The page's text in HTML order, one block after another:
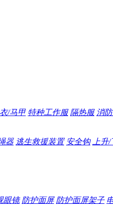
/马甲 特种工作服 隔热服 消
器 逃生救援装置 安全钩 上升
眼镜 防护面屏 防护面屏架子